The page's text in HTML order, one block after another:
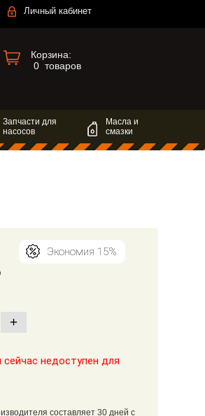
Личный кабинет
Корзина:
0 товаров
Запчасти для
насосов
Масла и
смазки
Экономия 15%
+
недоступен для
составляет 30 дней с